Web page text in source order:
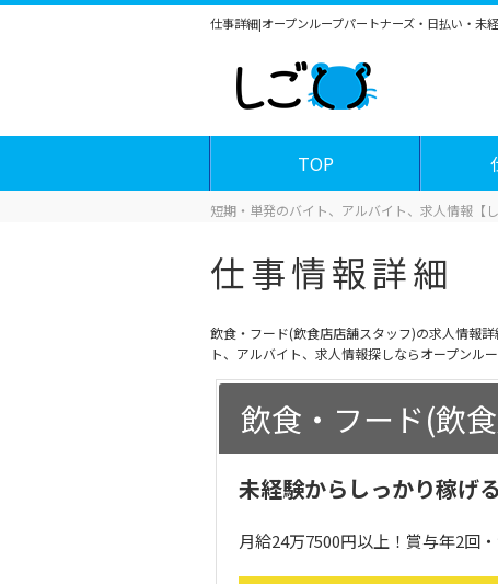
仕事詳細|オープンループパートナーズ・日払い・未
TOP
短期・単発のバイト、アルバイト、求人情報【し
仕事情報詳細
飲食・フード(飲食店店舗スタッフ)の求人情報
ト、アルバイト、求人情報探しならオープンル
飲食・フード(飲
未経験からしっかり稼げ
月給24万7500円以上！賞与年2回